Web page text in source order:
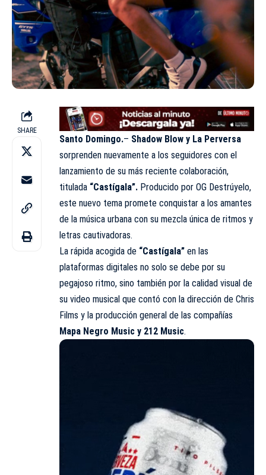
SHARE
Santo Domingo.– Shadow Blow y La Perversa
sorprenden nuevamente a los seguidores con el
lanzamiento de su más reciente colaboración,
titulada “Castígala”. Producido por OG Destrúyelo,
este nuevo tema promete conquistar a los amantes
de la música urbana con su mezcla única de ritmos y
letras cautivadoras.
La rápida acogida de “Castígala” en las
plataformas digitales no solo se debe por su
pegajoso ritmo, sino también por la calidad visual de
su video musical que contó con la dirección de Chris
Films y la producción general de las compañías
Mapa Negro Music y 212 Music.